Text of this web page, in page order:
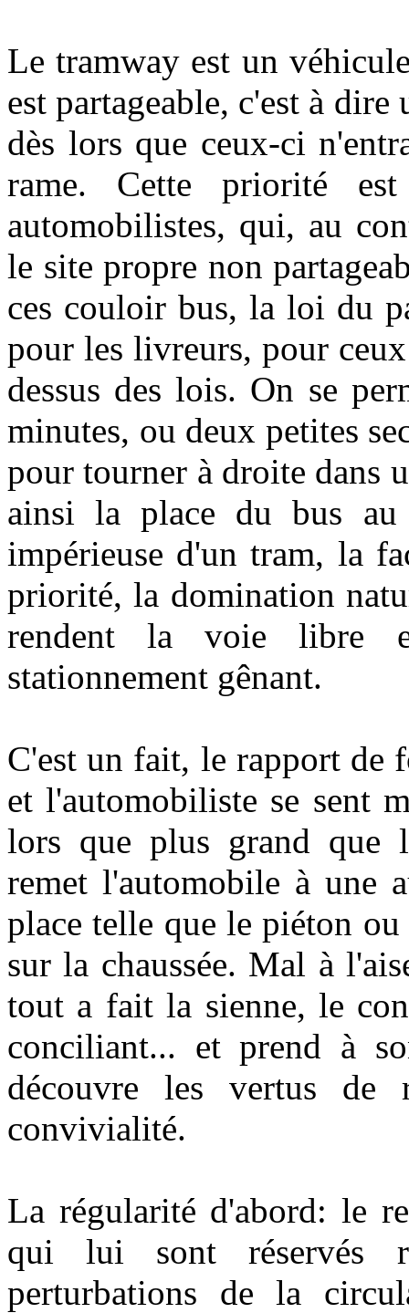
Le tramway est un
est partageable, c'est à
dès lors que ceux-ci
rame. Cette priorité
automobilistes, qui, au
le site propre non
ces couloir bus, la loi du
pour les livreurs, pour
dessus des lois. On se
minutes, ou deux petites
pour tourner à droite dans
ainsi la place du bus au
impérieuse d'un tram, la
priorité, la domination
rendent la voie libre
stationnement gênant.
C'est un fait, le rapport de
et l'automobiliste se sent
lors que plus grand que
remet l'automobile à une
place telle que le piéton
sur la chaussée. Mal à
tout a fait la sienne, le
conciliant... et prend à
découvre les vertus de
convivialité.
La régularité d'abord: le
qui lui sont réservés
perturbations de la